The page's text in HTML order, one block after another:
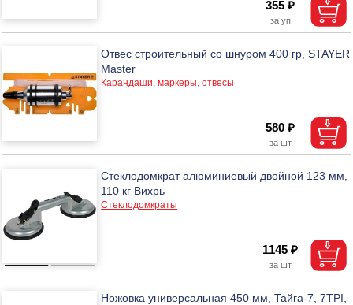
355 ₽
Отвес строительный со шнуром 400 гр, STAYER
Master
Карандаши, маркеры, отвесы
580 ₽
Стеклодомкрат алюминиевый двойной 123 мм,
110 кг Вихрь
Стеклодомкраты
1145 ₽
Ножовка универсальная 450 мм, Тайга-7, 7TPI,